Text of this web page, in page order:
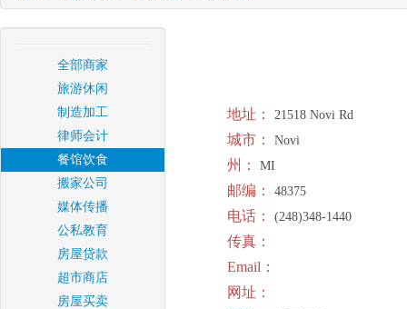
全部商家
旅游休闲
制造加工
律师会计
餐馆饮食
搬家公司
媒体传播
公私教育
房屋贷款
超市商店
房屋买卖
地址： 21518 Novi Rd
城市： Novi
州： MI
邮编： 48375
电话： (248)348-1440
传真：
Email：
网址：